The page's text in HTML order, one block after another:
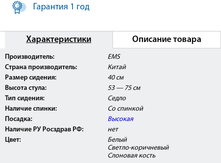
Гарантия 1 год
Характеристики Описание товара
Производитель:
EMS
Страна производитель:
Китай
Размер сидения:
40 см
Высота стула:
53 — 75 см
Тип сидения:
Седло
Наличие спинки:
Со спинкой
Посадка:
Высокая
Наличие РУ Росздрав РФ:
нет
Цвет:
Белый
Светло-коричневый
Слоновая кость